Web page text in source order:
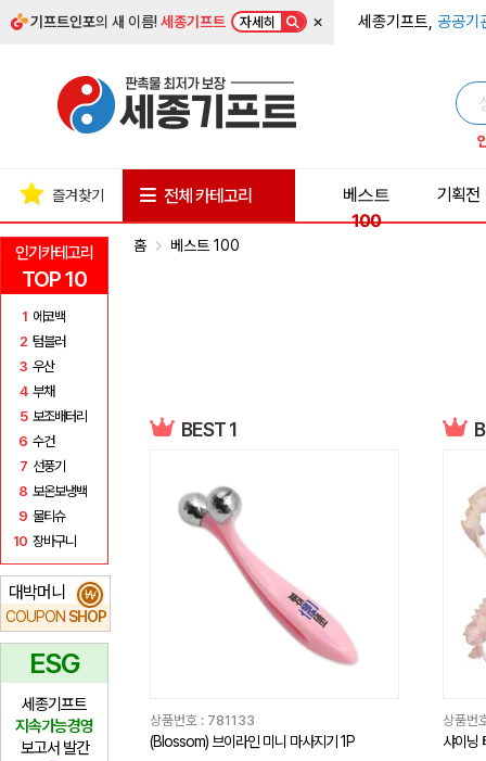
기프트인포의 새 이름!세종기프트 자세히 × 세종기프트, 공공기
인기카테고리
TOP 10
1 에코백
2 텀블러
3 우산
4 부채
5 보조배터리
6 수건
7 선풍기
8 보온보냉백
9 물티슈
10 장바구니
대박머니
COUPON SHOP
₩
ESG
세종기프트
지속가능경영
보고서 발간
즐겨찾기 전체 카테고리
베스트
100
기획전
홈 베스트 100
BEST 1
상품번호 : 781133
(Blossom) 브이라인 미니 마사지기 1P
상품번
샤이닝